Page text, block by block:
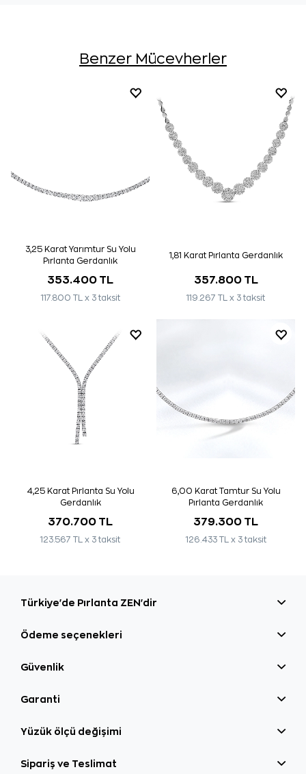
Benzer Mücevherler
3,25 Karat Yarımtur Su Yolu
Pırlanta Gerdanlık
353.400 TL
117.800 TL x 3 taksit
1,81 Karat Pırlanta Gerdanlık
357.800 TL
119.267 TL x 3 taksit
4,25 Karat Pırlanta Su Yolu
Gerdanlık
370.700 TL
123.567 TL x 3 taksit
6,00 Karat Tamtur Su Yolu
Pırlanta Gerdanlık
379.300 TL
126.433 TL x 3 taksit
Türkiye'de Pırlanta ZEN'dir
Ödeme seçenekleri
Güvenlik
Garanti
Yüzük ölçü değişimi
Sipariş ve Teslimat